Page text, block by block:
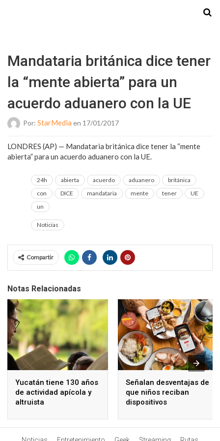
Mandataria británica dice tener
la “mente abierta” para un
acuerdo aduanero con la UE
Por: StarMedia en 17/01/2017
LONDRES (AP) — Mandataria británica dice tener la “mente
abierta” para un acuerdo aduanero con la UE.
24h abierta acuerdo aduanero
británica
con
DICE mandataria mente tener
UE
un
Noticias
Compartir
Notas Relacionadas
Yucatán tiene 130 años
de actividad apícola y
altruista
Señalan desventajas de
que niños reciban
dispositivos